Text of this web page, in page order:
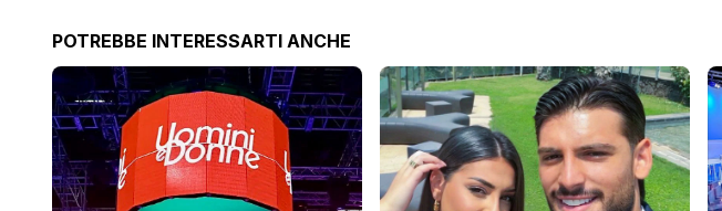
POTREBBE INTERESSARTI ANCHE